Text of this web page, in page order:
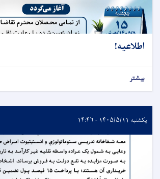
اطلاعیه!
بیشتر
یکشنبه ۱۴۰۵/۵/۱۱ - ۱۴:۴۶